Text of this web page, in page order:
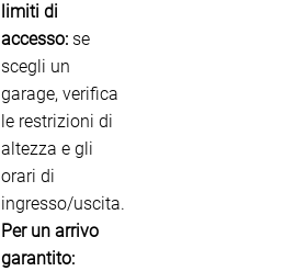
limiti di
accesso: se
scegli un
garage, verifica
le restrizioni di
altezza e gli
orari di
ingresso/uscita.
Per un arrivo
garantito: